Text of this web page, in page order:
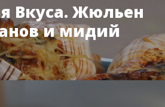
Вкуса. Жюльен
и мидий